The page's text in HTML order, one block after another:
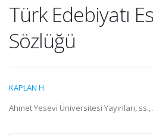
Türk Edebiyatı
Sözlüğü
KAPLAN H.
Ahmet Yesevi Üniversitesi Yayınları, ss.,